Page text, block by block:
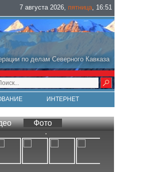
7 августа 2026, пятница, 16:51
по делам Северного Кавказа
ИНТЕРНЕТ
Фото